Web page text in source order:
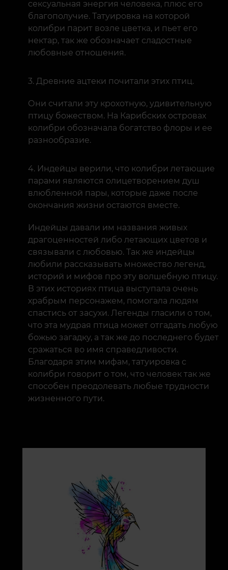
сексуальная энергия человека, плюс его
благополучие. Татуировка на которой
колибри парит возле цветка, и пьет его
нектар, так же обозначает сладостные
любовные отношения.
Древние ацтеки почитали этих птиц.
Они считали эту крохотную, удивительную
птицу божеством. На Карибских островах
колибри обозначала богатство флоры и ее
разнообразие.
Индейцы верили, что колибри летающие
парами являются олицетворением душ
влюбленной пары, которые даже после
окончания жизни остаются вместе.
Индейцы давали им названия живых
драгоценностей либо летающих цветов и
связывали с любовью. Так же индейцы
любили рассказывать множество легенд,
историй и мифов про эту волшебную птицу.
В этих историях птица выступала очень
храбрым персонажем, помогала людям
спастись от засухи. Легенды гласили о том,
что эта мудрая птица может отгадать любую
божью загадку, а так же до последнего будет
сражаться во имя справедливости.
Благодаря этим мифам, татуировка с
колибри говорит о том, что человек так же
способен преодолевать любые трудности
жизненного пути.